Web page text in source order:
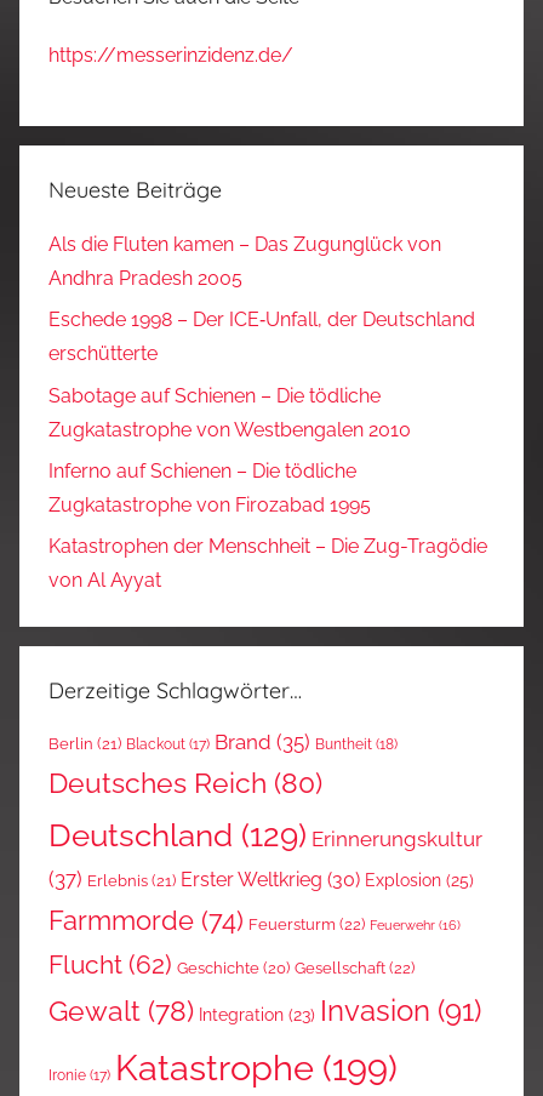
https://messerinzidenz.de/
Neueste Beiträge
Als die Fluten kamen – Das Zugunglück von
Andhra Pradesh 2005
Eschede 1998 – Der ICE‑Unfall, der Deutschland
erschütterte
Sabotage auf Schienen – Die tödliche
Zugkatastrophe von Westbengalen 2010
Inferno auf Schienen – Die tödliche
Zugkatastrophe von Firozabad 1995
Katastrophen der Menschheit – Die Zug-Tragödie
von Al Ayyat
Derzeitige Schlagwörter…
Berlin (21) Blackout (17) Brand (35) Buntheit (18)
Deutsches Reich (80)
Deutschland (129) Erinnerungskultur
(37) Erlebnis (21) Erster Weltkrieg (30) Explosion (25)
Farmmorde (74) Feuersturm (22) Feuerwehr (16)
Flucht (62) Geschichte (20) Gesellschaft(22)
Gewalt (78) Integration (23) Invasion (91)
Ironie (17) Katastrophe (199)